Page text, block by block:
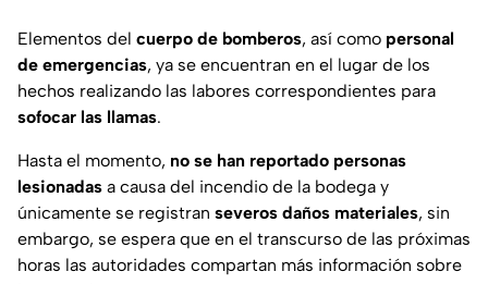
Elementos del cuerpo de bomberos, así como personal
de emergencias, ya se encuentran en el lugar de los
hechos realizando las labores correspondientes para
sofocar las llamas.
Hasta el momento, no se han reportado personas
lesionadas a causa del incendio de la bodega y
únicamente se registran severos daños materiales, sin
embargo, se espera que en el transcurso de las próximas
horas las autoridades compartan más información sobre